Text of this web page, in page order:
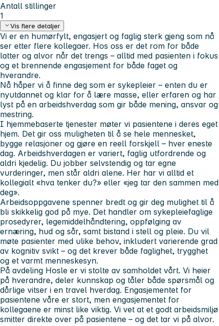
Antall stillinger
1
Vis flere detaljer
Vi er en humørfylt, engasjert og faglig sterk gjeng som nå
ser etter flere kollegaer. Hos oss er det rom for både
latter og alvor når det trengs – alltid med pasienten i fokus
og et brennende engasjement for både faget og
hverandre.
Nå håper vi å finne deg som er sykepleier – enten du er
nyutdannet og klar for å lære masse, eller erfaren og har
lyst på en arbeidshverdag som gir både mening, ansvar og
mestring.
I hjemmebaserte tjenester møter vi pasientene i deres eget
hjem. Det gir oss muligheten til å se hele mennesket,
bygge relasjoner og gjøre en reell forskjell – hver eneste
dag. Arbeidshverdagen er variert, faglig utfordrende og
aldri kjedelig. Du jobber selvstendig og tar egne
vurderinger, men står aldri alene. Her har vi alltid et
kollegialt «hva tenker du?» eller «jeg tar den sammen med
deg».
Arbeidsoppgavene spenner bredt og gir deg mulighet til å
bli skikkelig god på mye. Det handler om sykepleiefaglige
prosedyrer, legemiddelhåndtering, oppfølging av
ernæring, hud og sår, samt bistand i stell og pleie. Du vil
møte pasienter med ulike behov, inkludert varierende grad
av kognitiv svikt – og det krever både faglighet, trygghet
og et varmt menneskesyn.
På avdeling Hosle er vi stolte av samholdet vårt. Vi heier
på hverandre, deler kunnskap og tåler både spørsmål og
dårlige vitser i en travel hverdag. Engasjementet for
pasientene våre er stort, men engasjementet for
kollegaene er minst like viktig. Vi vet at et godt arbeidsmiljø
smitter direkte over på pasientene – og det tar vi på alvor.